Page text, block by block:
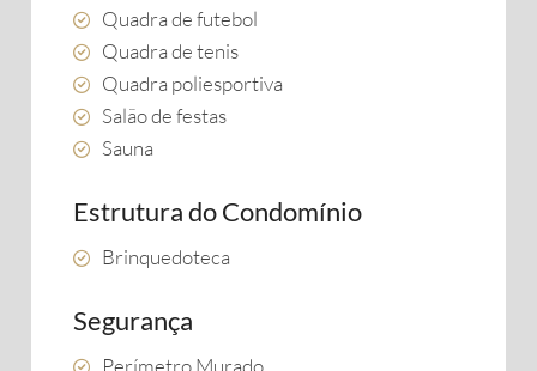
Quadra de futebol
Quadra de tenis
Quadra poliesportiva
Salão de festas
Sauna
Estrutura do Condomínio
Brinquedoteca
Segurança
Perímetro Murado